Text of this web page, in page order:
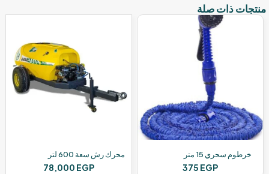
منتجات ذات صلة
خرطوم سحري 15 متر
375 EGP
محرك رش سعة 600 لتر
78,000 EGP